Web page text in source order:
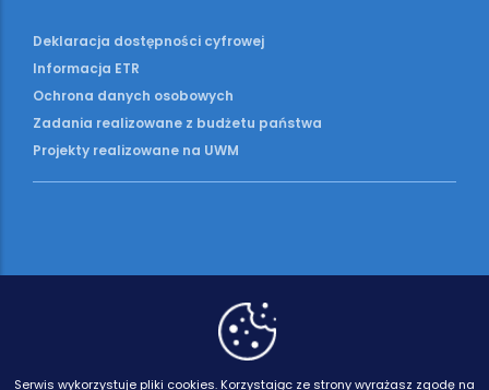
Deklaracja dostępności cyfrowej
Informacja ETR
Ochrona danych osobowych
Zadania realizowane z budżetu państwa
Projekty realizowane na UWM
Serwis wykorzystuje pliki cookies. Korzystając ze strony wyrażasz zgodę na